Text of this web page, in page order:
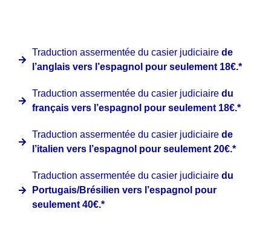
Traduction assermentée du casier judiciaire de
l’anglais vers l’espagnol pour seulement 18€.*
Traduction assermentée du casier judiciaire du
français vers l’espagnol pour seulement 18€.*
Traduction assermentée du casier judiciaire de
l’italien vers l’espagnol pour seulement 20€.*
Traduction assermentée du casier judiciaire du
Portugais/Brésilien vers l’espagnol pour
seulement 40€.*